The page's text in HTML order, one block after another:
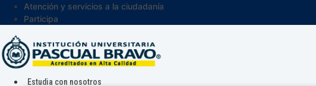
Atención y servicios a la ciudadanía
Participa
Estudia con nosotros